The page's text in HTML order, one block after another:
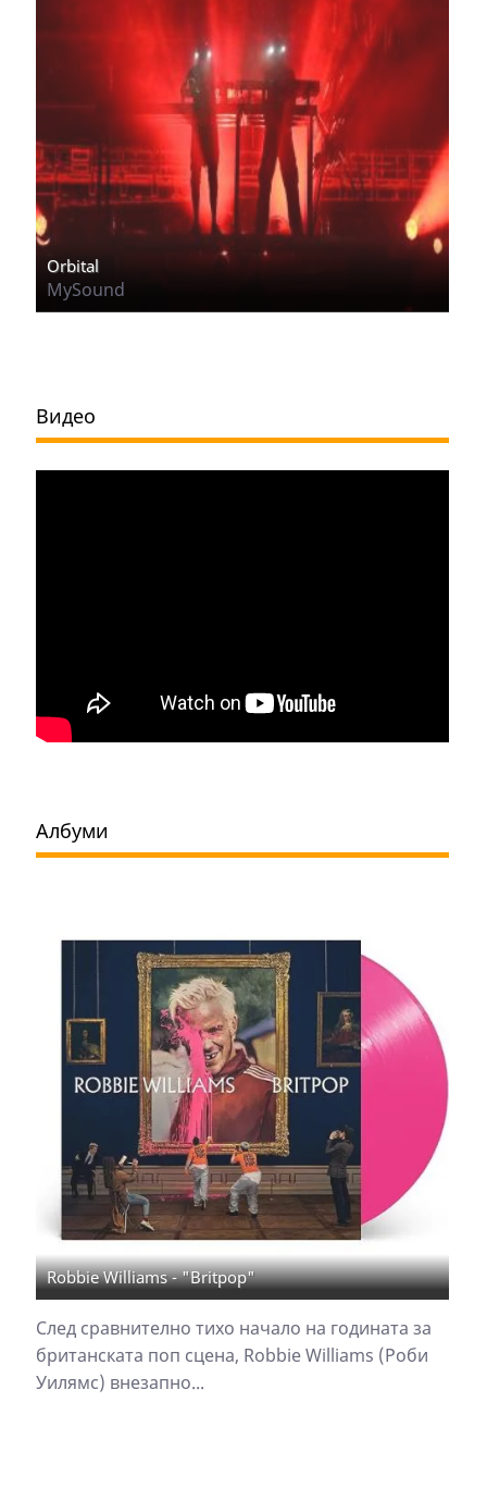
Orbital
MySound
Видео
Албуми
Robbie Williams - "Britpop"
След сравнително тихо начало на годината за
британската поп сцена, Robbie Williams (Роби
Уилямс) внезапно...